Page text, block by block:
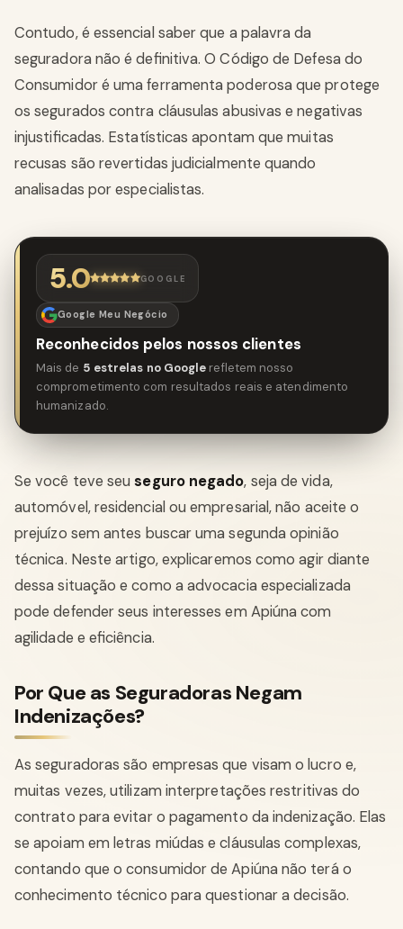
Contudo, é essencial saber que a palavra da
seguradora não é definitiva. O Código de Defesa do
Consumidor é uma ferramenta poderosa que protege
os segurados contra cláusulas abusivas e negativas
injustificadas. Estatísticas apontam que muitas
recusas são revertidas judicialmente quando
analisadas por especialistas.
5.0 GOOGLE
Google Meu Negócio
Reconhecidos pelos nossos clientes
Mais de 5 estrelas no Google refletem nosso
comprometimento com resultados reais e atendimento
humanizado.
Se você teve seuseguro negado, seja de vida,
automóvel, residencial ou empresarial, não aceite o
prejuízo sem antes buscar uma segunda opinião
técnica. Neste artigo, explicaremos como agir diante
dessa situação e como a advocacia especializada
pode defender seus interesses em Apiúna com
agilidade e eficiência.
Por Que as Seguradoras Negam
Indenizações?
As seguradoras são empresas que visam o lucro e,
muitas vezes, utilizam interpretações restritivas do
contrato para evitar o pagamento da indenização. Elas
se apoiam em letras miúdas e cláusulas complexas,
contando que o consumidor de Apiúna não terá o
conhecimento técnico para questionar a decisão.